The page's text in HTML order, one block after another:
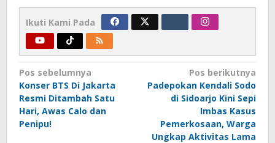
Ikuti Kami Pada
Navigasi
pos
Pos sebelumnya
Konser BTS Di Jakarta
Resmi Ditambah Satu
Hari, Awas Calo dan
Penipu!
Pos berikutnya
Padepokan Kendali Sodo
di Sidoarjo Kini Sepi
Imbas Kasus
Pemerkosaan, Warga
Ungkap Aktivitas Lama